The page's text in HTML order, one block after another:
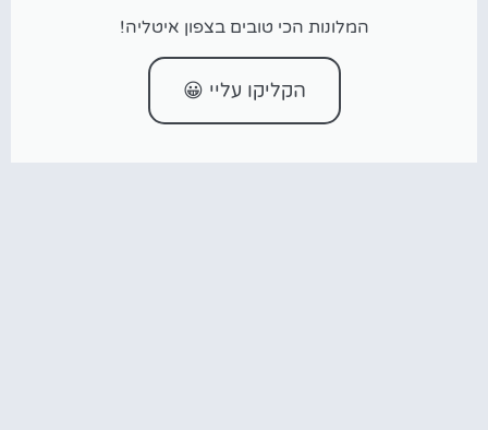
המלונות הכי טובים בצפון איטליה!
הקליקו עליי 😀